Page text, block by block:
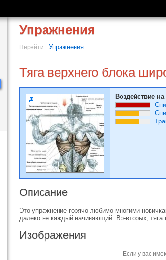
Упражнения
Перейти: Упражнения
Тяга верхнего блока
Воздействие
Описание
Это упражнение горячо любимо многими
далеко не каждый начинающий. Во-вторых, тяга
Изображения
Если у вас